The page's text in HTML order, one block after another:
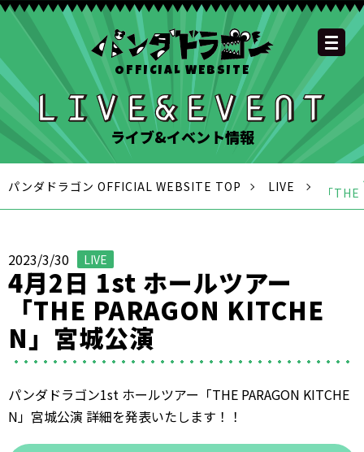
OFFICIAL WEBSITEOFFICIAL SITE TOP
NEWS MEMBER
SCHEDULE DISCOGRAPHY
GOODS
FAQ CONTACT
YOUTUBE
CHANNEL
INSTAGRAM
OFFICIAL
TWITTER
OFFICIAL LINE
ACCOUNT
OFFICIAL
TIKTOK
ライブ&イベント情報
パンダドラゴン OFFICIAL WEBSITE TOP LIVE
「
2023/3/30 LIVE
4月2日 1st ホールツアー
「THE PARAGON KITCHE
N」宮城公演
パンダドラゴン1st ホールツアー「THE PARAGON KITCHE
N」宮城公演 詳細を発表いたします！！